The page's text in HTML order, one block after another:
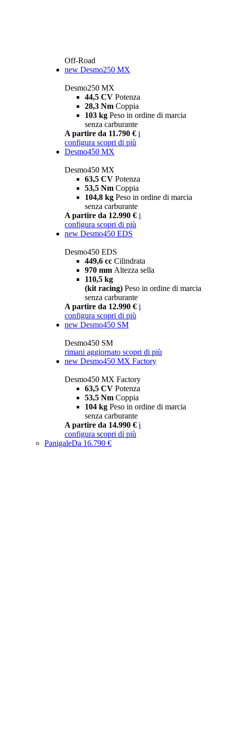
Off-Road
new Desmo250 MX
Desmo250 MX
44,5 CV Potenza
28,3 Nm Coppia
103 kg Peso in ordine di marcia
senza carburante
A partire da 11.790 € i
configura scopri di più
Desmo450 MX
Desmo450 MX
63,5 CV Potenza
53,5 Nm Coppia
104,8 kg Peso in ordine di marcia
senza carburante
A partire da 12.990 € i
configura scopri di più
new Desmo450 EDS
Desmo450 EDS
449,6 cc Cilindrata
970 mm Altezza sella
110,5 kg
(kit racing) Peso in ordine di marcia
senza carburante
A partire da 12.990 € i
configura scopri di più
new Desmo450 SM
Desmo450 SM
rimani aggiornato scopri di più
new Desmo450 MX Factory
Desmo450 MX Factory
63,5 CV Potenza
53,5 Nm Coppia
104 kg Peso in ordine di marcia
senza carburante
A partire da 14.990 € i
configura scopri di più
PanigaleDa 16.790 €